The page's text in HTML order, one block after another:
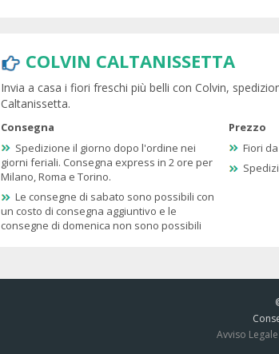
COLVIN CALTANISSETTA
Invia a casa i fiori freschi più belli con Colvin,
Caltanissetta.
Consegna
Spedizione il giorno dopo l'ordine nei
giorni feriali. Consegna express in 2 ore per
Milano, Roma e Torino.
Le consegne di sabato sono possibili con
un costo di consegna aggiuntivo e le
consegne di domenica non sono possibili
Prezzo
Fiori
Avviso Legale